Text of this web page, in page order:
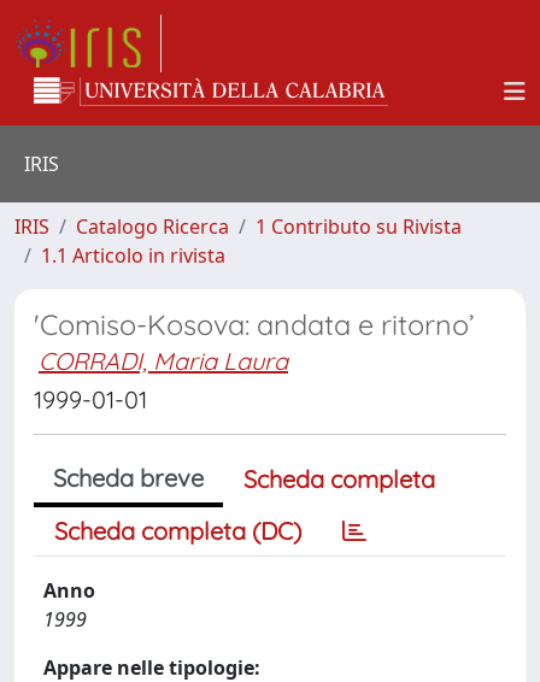
IRIS
IRIS Catalogo Ricerca
1 Contributo su Rivista
1.1 Articolo in rivista
'Comiso-Kosova: andata e ritorno’
CORRADI, Maria Laura
1999-01-01
Scheda breve
Scheda completa
Scheda completa (DC)
Anno
1999
Appare nelle tipologie: